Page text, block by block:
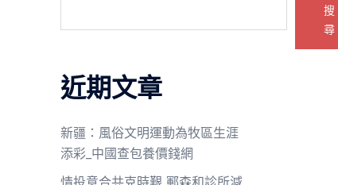
搜
尋
近期文章
新疆：風俗文明運動為牧區生涯
添彩_中國查包養價錢網
情投意合共克時艱 鄆森和診所減